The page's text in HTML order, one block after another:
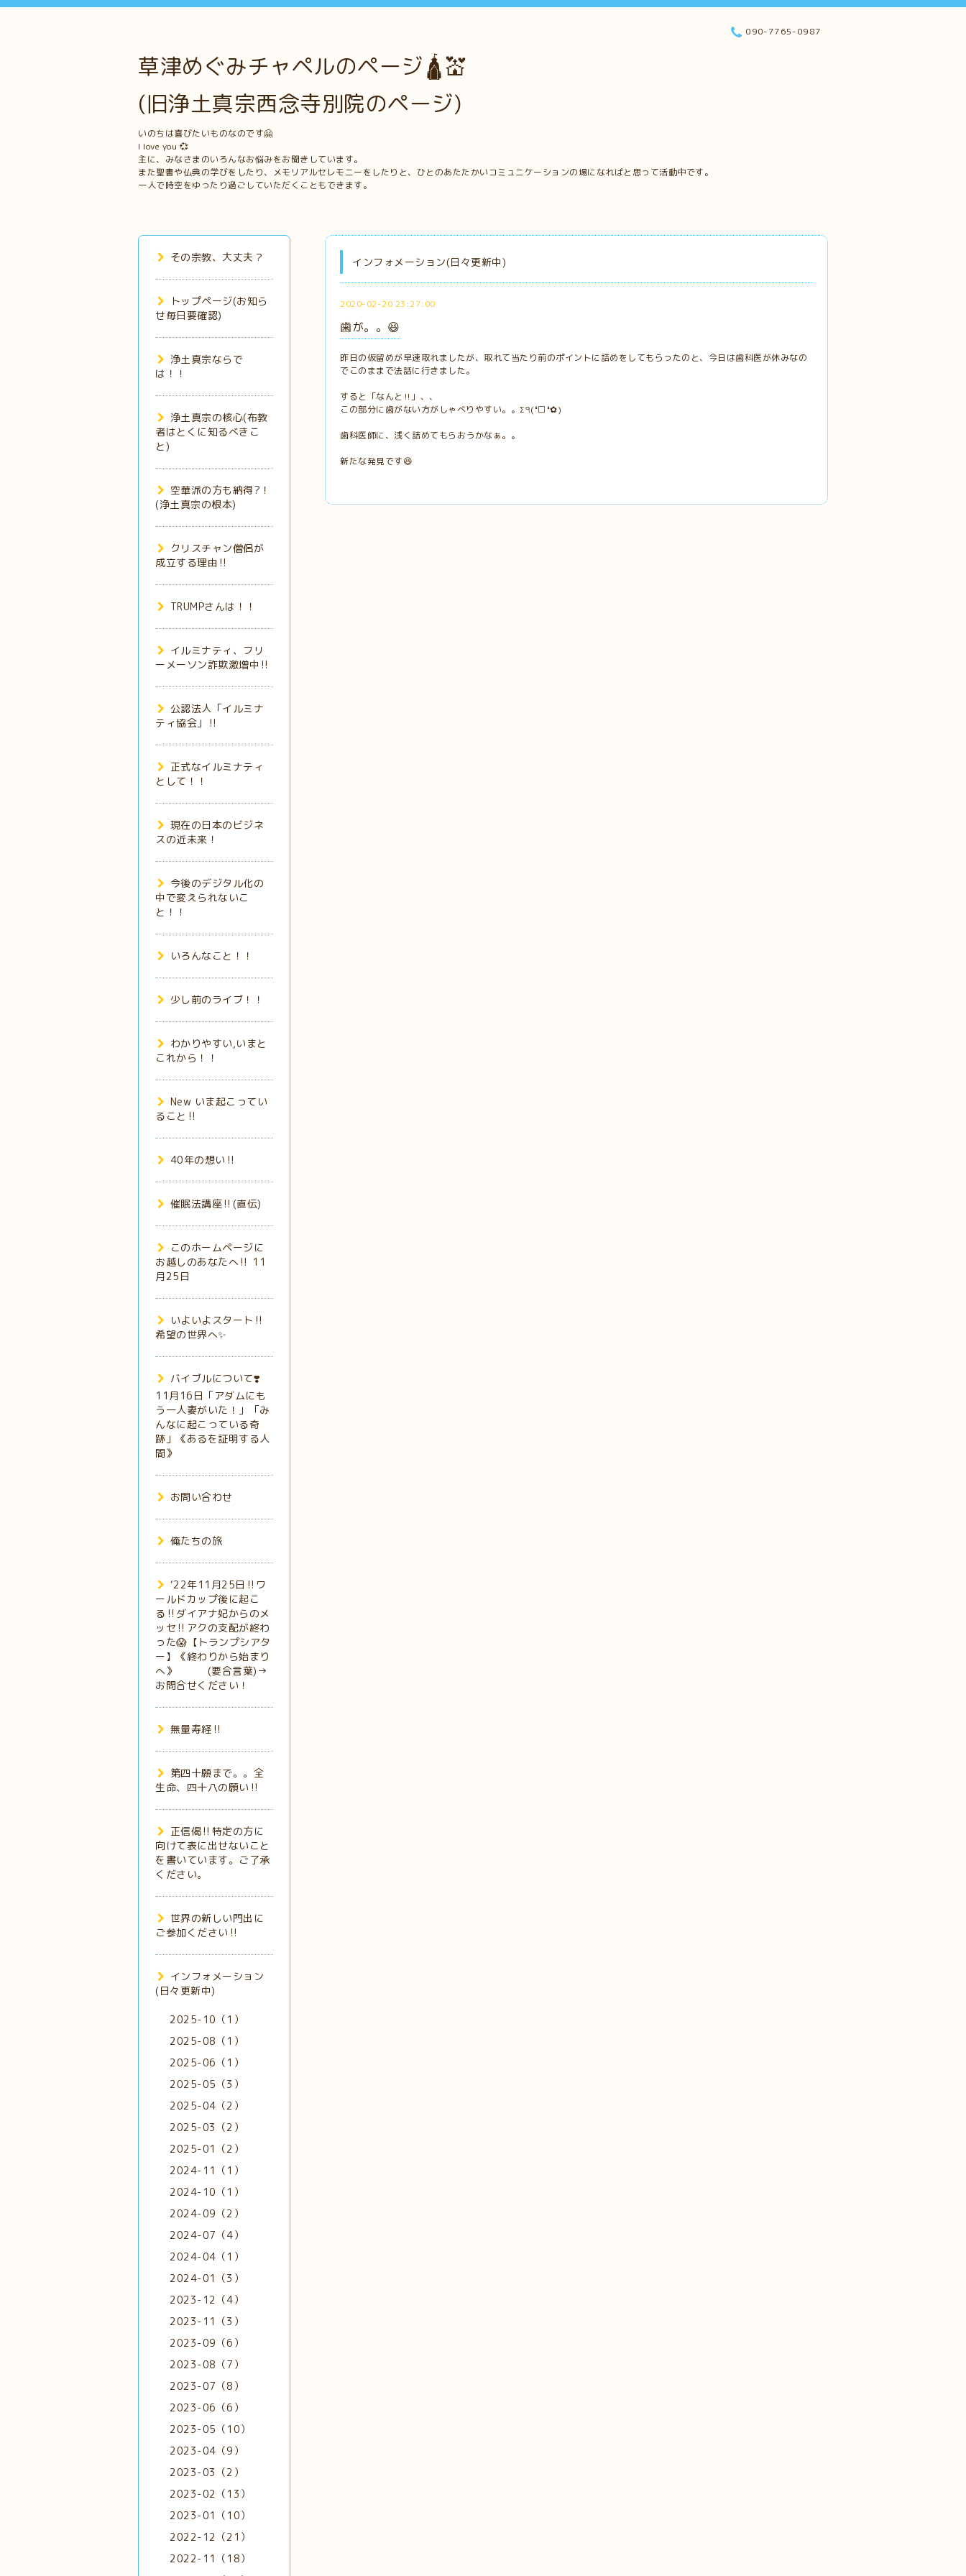
草津めぐみチャペルのページ🛕💒
(旧浄土真宗西念寺別院のページ)
いのちは喜びたいものなのです🤗
I love you 💞
主に、みなさまのいろんなお悩みをお聞きしています。
また聖書や仏典の学びをしたり、メモリアルセレモニーをしたりと、ひとのあたたかいコミュニケーションの場になればと思って活動中です。
一人で時空をゆったり過ごしていただくこともできます。
090-7765-0987
インフォメーション(日々更新中)
2020-02-20 23:27:00
歯が。。😆
昨日の仮留めが早速取れましたが、取れて当たり前のポイントに詰めをしてもらったのと、今日は歯科医が休みなの
でこのままで法話に行きました。
すると「なんと‼️」、、
この部分に歯がない方がしゃべりやすい。。Σ੧(❛□❛✿)
歯科医師に、浅く詰めてもらおうかなぁ。。
新たな発見です😆
その宗教、大丈夫？
トップページ(お知ら
せ毎日要確認)
浄土真宗ならで
は！！
浄土真宗の核心(布教
者はとくに知るべきこ
と)
空華派の方も納得?！
(浄土真宗の根本)
クリスチャン僧侶が
成立する理由‼️
TRUMPさんは！！
イルミナティ、フリ
ーメーソン詐欺激増中‼️
公認法人「イルミナ
ティ協会」‼️
正式なイルミナティ
として！！
現在の日本のビジネ
スの近未来！
今後のデジタル化の
中で変えられないこ
と！！
いろんなこと！！
少し前のライブ！！
わかりやすい,いまと
これから！！
New いま起こってい
ること‼️
40年の想い‼️
催眠法講座‼️(直伝)
このホームページに
お越しのあなたへ‼️ 11
月25日
いよいよスタート‼️
希望の世界へ✨
バイブルについて❣️
11月16日「アダムにも
う一人妻がいた！」「み
んなに起こっている奇
跡」《あるを証明する人
間》
お問い合わせ
俺たちの旅
‘22年11月25日‼️ワ
ールドカップ後に起こ
る‼️ダイアナ妃からのメ
ッセ‼️アクの支配が終わ
った😱【トランプシアタ
ー】《終わりから始まり
へ》 (要合言葉)→
お問合せください！
無量寿経‼️
第四十願まで。。全
生命、四十八の願い‼️
正信偈‼️特定の方に
向けて表に出せないこと
を書いています。ご了承
ください。
世界の新しい門出に
ご参加ください‼️
インフォメーション
(日々更新中)
2025-10（1）
2025-08（1）
2025-06（1）
2025-05（3）
2025-04（2）
2025-03（2）
2025-01（2）
2024-11（1）
2024-10（1）
2024-09（2）
2024-07（4）
2024-04（1）
2024-01（3）
2023-12（4）
2023-11（3）
2023-09（6）
2023-08（7）
2023-07（8）
2023-06（6）
2023-05（10）
2023-04（9）
2023-03（2）
2023-02（13）
2023-01（10）
2022-12（21）
2022-11（18）